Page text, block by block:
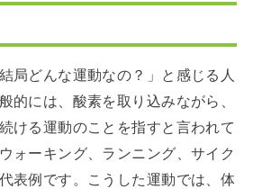
局どんな運動なの？」と感じる人
的には、酸素を取り込みながら、
ける運動のことを指すと言われて
ォーキング、ランニング、サイク
表例です。こうした運動では、体